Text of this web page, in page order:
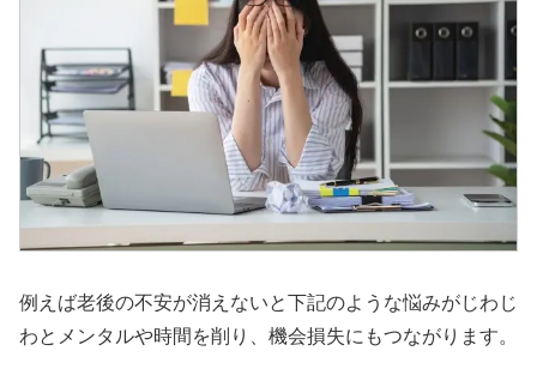
例えば老後の不安が消えないと下記のような悩みがじわじ
わとメンタルや時間を削り、機会損失にもつながります。